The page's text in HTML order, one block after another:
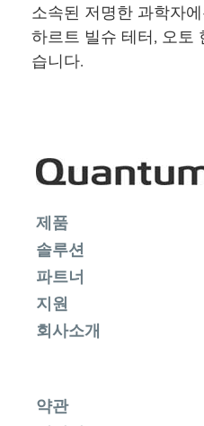
소속된 저명한 과학자
하르트 빌슈 테터, 오토
습니다.
제품
솔루션
파트너
지원
회사소개
약관